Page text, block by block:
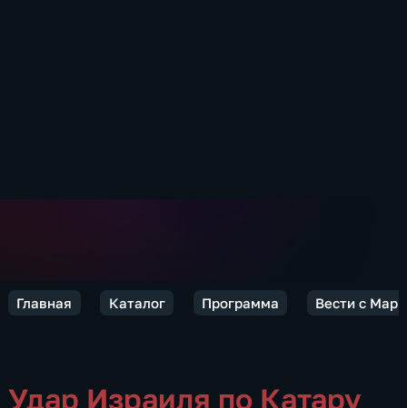
Главная Каталог Программа Вести с
Удар Израиля по Катару